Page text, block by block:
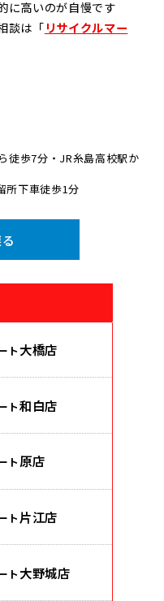
に高いのが自慢です
談は「リサイクルマー
徒歩7分・JR糸島高校駅か
所下車徒歩1分
ト 大橋店
ト和白店
ト 原店
ト片江店
ト 大野城店